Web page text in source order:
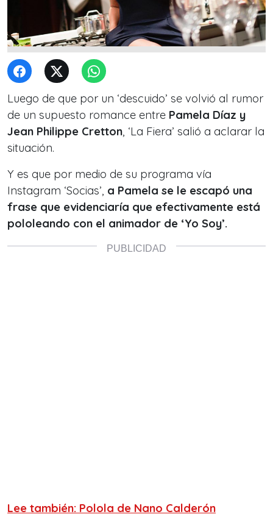
Luego de que por un ‘descuido’ se volvió al rumor
de un supuesto romance entre Pamela Díaz y
Jean Philippe Cretton, ‘La Fiera’ salió a aclarar la
situación.
Y es que por medio de su programa vía
Instagram ‘Socias’, a Pamela se le escapó una
frase que evidenciaría que efectivamente está
pololeando con el animador de ‘Yo Soy’.
Lee también: Polola de Nano Calderón